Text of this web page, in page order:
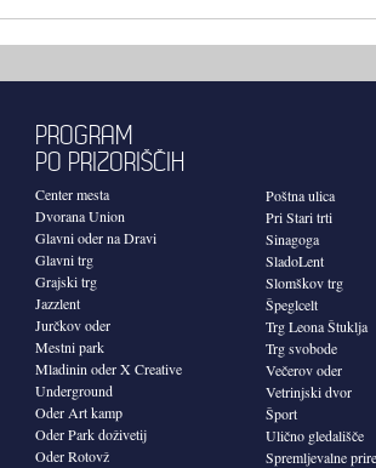
PROGRAM
PO PRIZORIŠČIH
Center mesta
Dvorana Union
Glavni oder na Dravi
Glavni trg
Grajski trg
Jazzlent
Jurčkov oder
Mestni park
Mladinin oder X Creative
Underground
Oder Art kamp
Oder Park doživetij
Oder Rotovž
Poštna ulica
Pri Stari trti
Sinagoga
SladoLent
Slomškov trg
Špeglcelt
Trg Leona Štuklja
Trg svobode
Večerov oder
Vetrinjski dvor
Šport
Ulično gledališče
Spremljevalne